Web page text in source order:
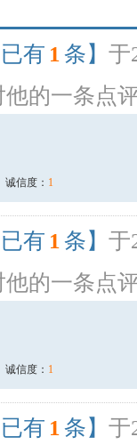
已有 1 条】 于
他的一条点
诚信度： 1
已有 1 条】 于
他的一条点
诚信度： 1
已有 1 条】 于